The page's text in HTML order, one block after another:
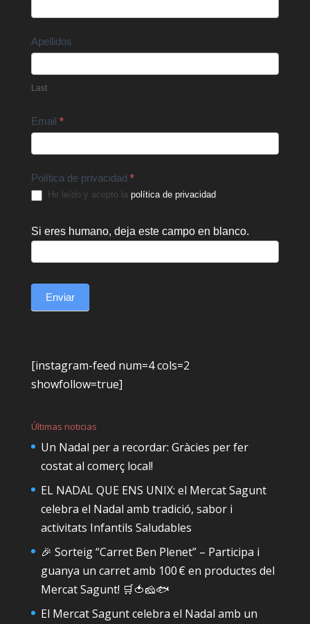
Apellidos
Last
Email *
Política de privacidad *
He leído y acepto la política de privacidad.
Si eres humano, deja este campo en blanco.
Enviar
[instagram-feed num=4 cols=2
showfollow=true]
Últimas noticias
Un Nadal per a recordar: Gràcies per fer
costat al comerç local!
EL NADAL QUE ENS UNIX: el Mercat Sagunt
celebra el Nadal amb tradició, sabor i
activitats Infantils Saludables
🎉 Sorteig “Carret Ben Plenet” – Participa i
guanya un carret amb 100 € en productes del
Mercat Sagunt! 🛒🍅🧀🐟
El Mercat Sagunt celebra el Nadal amb un